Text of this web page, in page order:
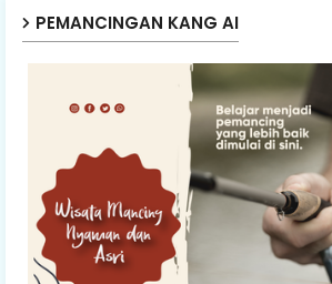
PEMANCINGAN KANG AI